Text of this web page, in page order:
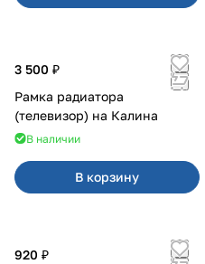
3 500 ₽
Рамка радиатора
(телевизор) на Калина
В наличии
В корзину
920 ₽